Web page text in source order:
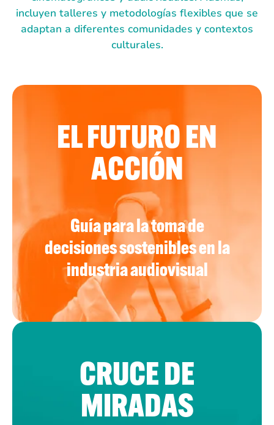
incluyen talleres y metodologías flexibles que se
adaptan a diferentes comunidades y contextos
culturales.
EL FUTURO EN
ACCIÓN
Guía para la toma de
decisiones sostenibles en la
industria audiovisual
CRUCE DE
MIRADAS